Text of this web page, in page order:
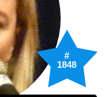
#
1848